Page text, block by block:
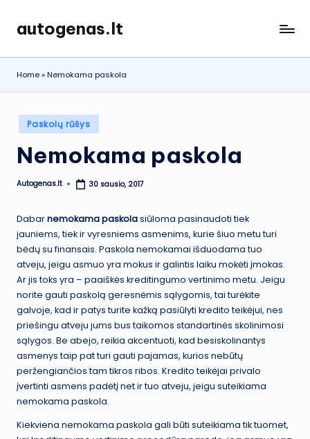
Skip
content
autogenas.lt
Home»Nemokama paskola
Posted
in
Paskolų rūšys
Nemokama paskola
Posted
Autogenas.lt 30 sausio, 2017
Dabarnemokama paskolasiūloma pasinaudoti tiek
jauniems, tiek ir vyresniems asmenims, kurie šiuo metu turi
bėdų su finansais. Paskola nemokamai išduodama tuo
atveju, jeigu asmuo yra mokus ir galintis laiku mokėti įmokas.
Ar jis toks yra – paaiškės kreditingumo vertinimo metu. Jeigu
norite gauti paskolą geresnėmis sąlygomis, tai turėkite
galvoje, kad ir patys turite kažką pasiūlyti kredito teikėjui, nes
priešingu atveju jums bus taikomos standartinės skolinimosi
sąlygos. Be abejo, reikia akcentuoti, kad besiskolinantys
asmenys taip pat turi gauti pajamas, kurios nebūtų
peržengiančios tam tikros ribos. Kredito teikėjai privalo
įvertinti asmens padėtį net ir tuo atveju, jeigu suteikiama
nemokama paskola.
Kiekviena nemokama paskola gali būti suteikiama tik tuomet,